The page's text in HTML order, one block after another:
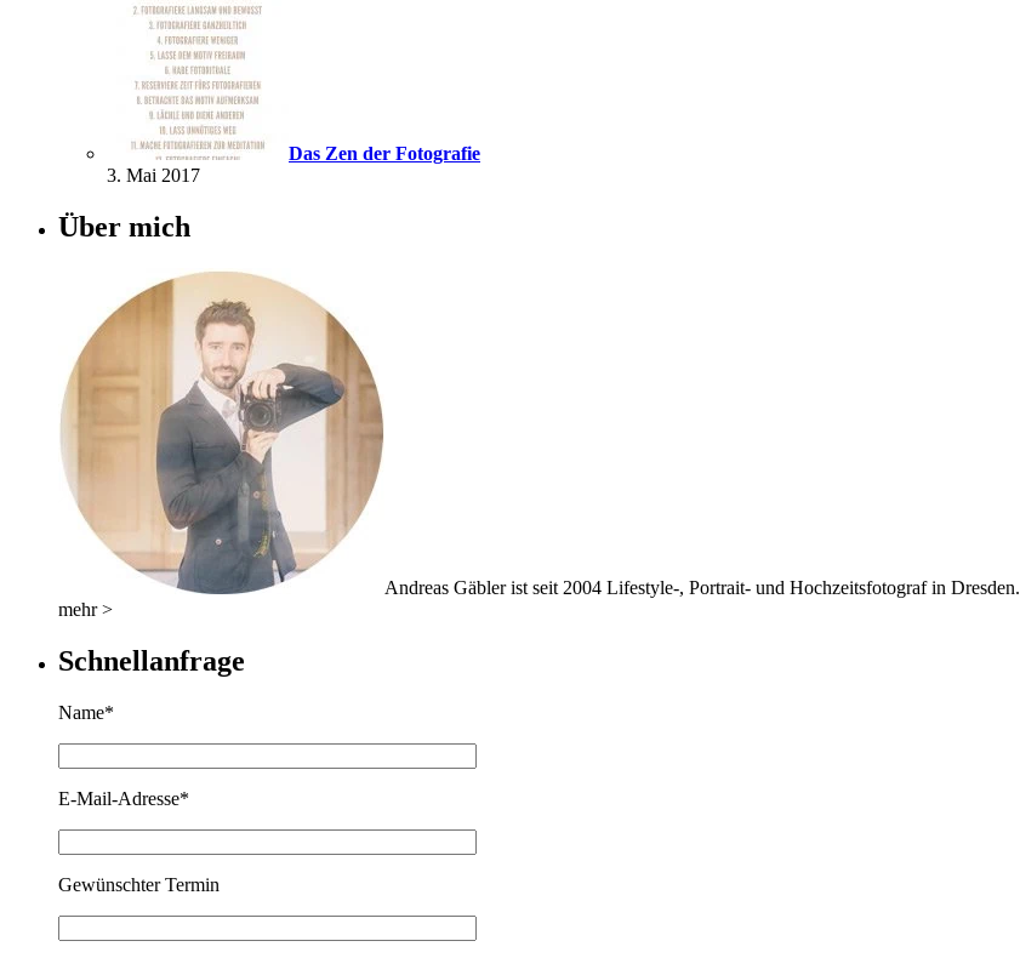
Das Zen der Fotografie
3. Mai 2017
Über mich
Andreas Gäbler ist seit 2004 Lifestyle-, Portrait- und Hochzeitsfotograf in Dresden.
mehr >
Schnellanfrage
Name*
E-Mail-Adresse*
Gewünschter Termin